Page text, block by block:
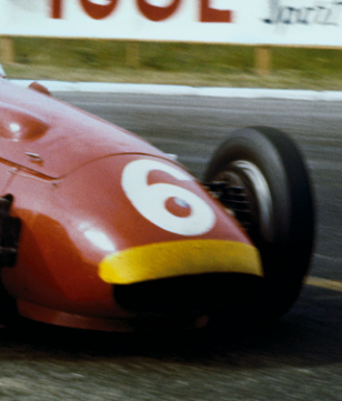
VOLUNTARIOS
EXPOSICIÓN FOTOGRÁFICA
CAMPEONATO
PATROCINADORES
LEGALES TICKETMASTER